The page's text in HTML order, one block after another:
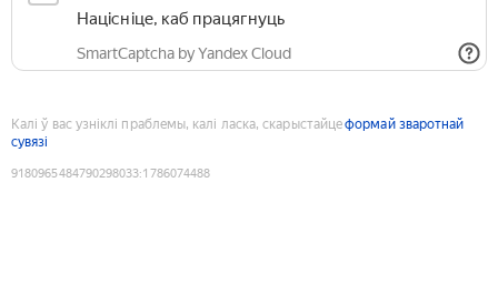
Націсніце, каб працягнуць
SmartCaptcha by Yandex Cloud
Калі ў вас узніклі праблемы, калі ласка, скарыстайцеформай зваротнай
сувязі
9180965484790298033:1786074488